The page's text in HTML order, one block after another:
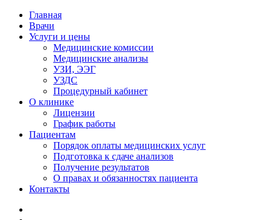
Главная
Врачи
Услуги и цены
Медицинские комиссии
Медицинские анализы
УЗИ, ЭЭГ
УЗДС
Процедурный кабинет
О клинике
Лицензии
График работы
Пациентам
Порядок оплаты медицинских услуг
Подготовка к сдаче анализов
Получение результатов
О правах и обязанностях пациента
Контакты